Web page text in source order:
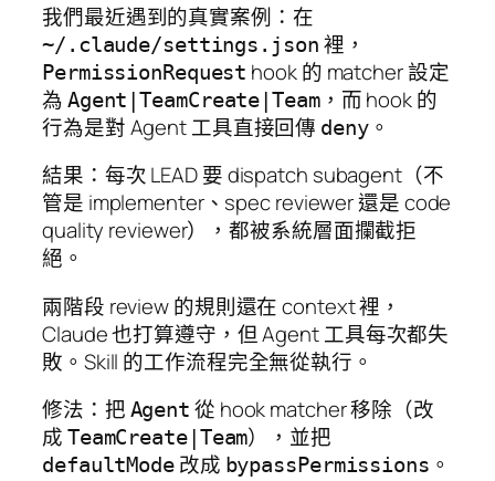
我們最近遇到的真實案例：在
~/.claude/settings.json 裡，
PermissionRequest hook 的 matcher 設定
為 Agent|TeamCreate|Team，而 hook 的
行為是對 Agent 工具直接回傳 deny。
結果：每次 LEAD 要 dispatch subagent（不
管是 implementer、spec reviewer 還是 code
quality reviewer），都被系統層面攔截拒
絕。
兩階段 review 的規則還在 context 裡，
Claude 也打算遵守，但 Agent 工具每次都失
敗。Skill 的工作流程完全無從執行。
修法：把 Agent 從 hook matcher 移除（改
成 TeamCreate|Team），並把
defaultMode改成 bypassPermissions 。